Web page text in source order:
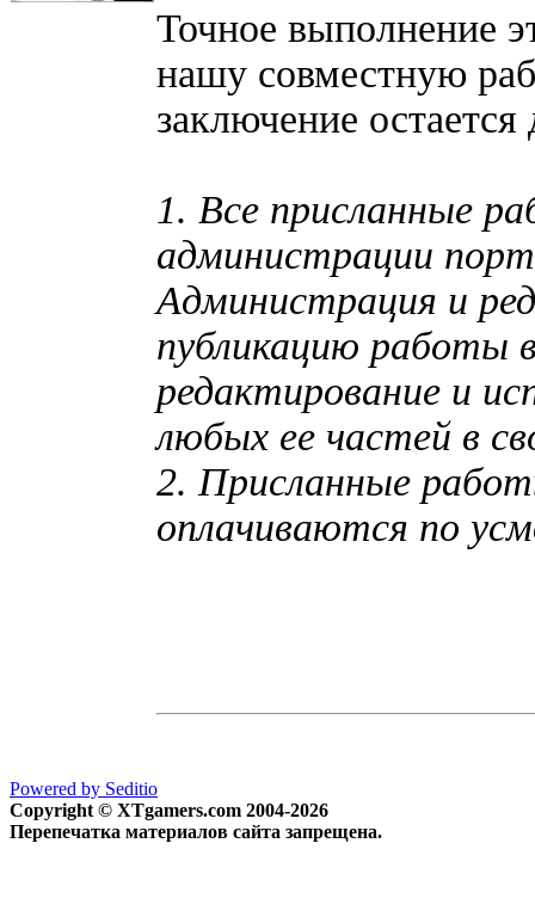
Точное выполнение
нашу совместную
заключение остается
1. Все присланные
администрации
Администрация и
публикацию работы
редактирование и
любых ее частей в
2. Присланные
оплачиваются по
Powered by Seditio
Copyright © XTgamers.com 2004-2026
Перепечатка материалов сайта запрещена.